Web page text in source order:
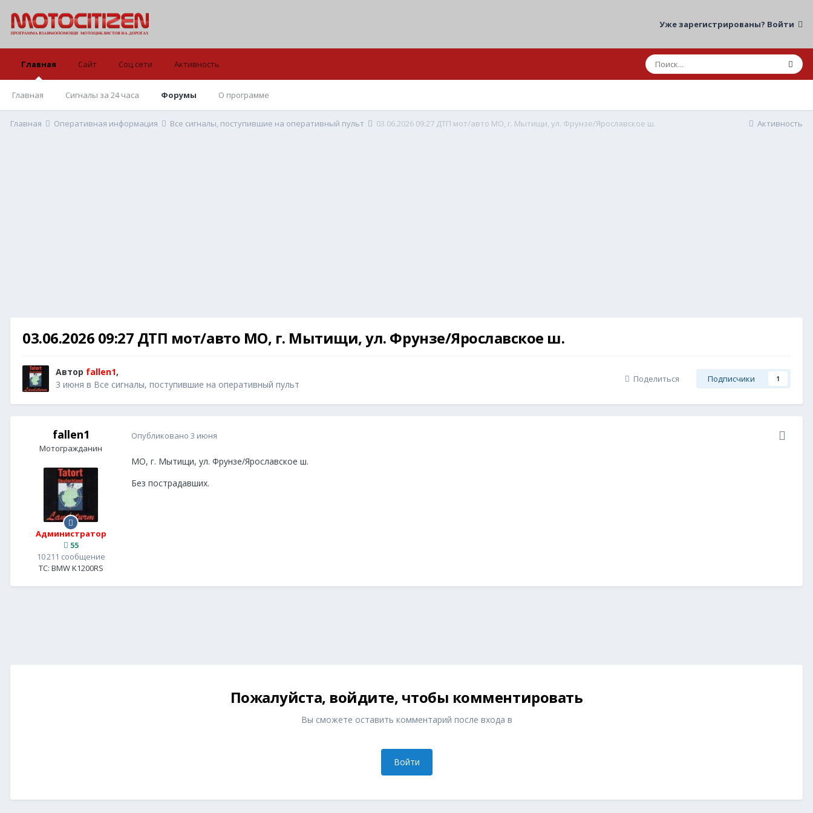
Уже зарегистрированы? Войти
Главная
Главная Сигналы за 24 часа Форумы О программе
Сайт Соц сети Активность
Активность
Главная Оперативная информация Все сигналы, поступившие на оперативный пульт 03.06.2026 09:27 ДТП мот/авто МО, г. Мытищи, ул. Фрунзе/Ярославское ш.
03.06.2026 09:27 ДТП мот/авто МО, г. Мытищи, ул. Фрунзе/Ярославское ш.
Автор fallen1,
3 июня в Все сигналы, поступившие на оперативный пульт Поделиться Подписчики 1
fallen1
Мотогражданин
Администратор
55
10 211 сообщение
ТС: BMW K1200RS
Опубликовано 3 июня
МО, г. Мытищи, ул. Фрунзе/Ярославское ш.
Без пострадавших.
Пожалуйста, войдите, чтобы комментировать
Вы сможете оставить комментарий после входа в
Войти